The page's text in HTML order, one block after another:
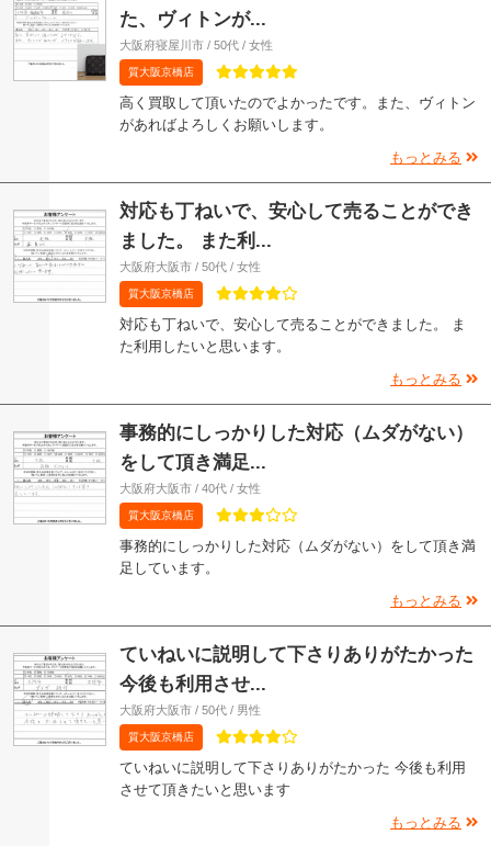
た、ヴィトンが...
大阪府寝屋川市 / 50代 / 女性
質大阪京橋店
高く買取して頂いたのでよかったです。また、ヴィトン
があればよろしくお願いします。
もっとみる
対応も丁ねいで、安心して売ることができ
ました。 また利...
大阪府大阪市 / 50代 / 女性
質大阪京橋店
対応も丁ねいで、安心して売ることができました。 ま
た利用したいと思います。
もっとみる
事務的にしっかりした対応（ムダがない）
をして頂き満足...
大阪府大阪市 / 40代 / 女性
質大阪京橋店
事務的にしっかりした対応（ムダがない）をして頂き満
足しています。
もっとみる
ていねいに説明して下さりありがたかった
今後も利用させ...
大阪府大阪市 / 50代 / 男性
質大阪京橋店
ていねいに説明して下さりありがたかった 今後も利用
させて頂きたいと思います
もっとみる